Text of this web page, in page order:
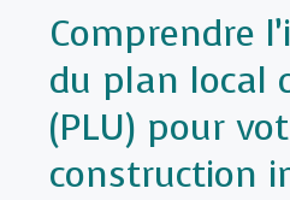
Comprendre
du plan local
(PLU) pour
construction